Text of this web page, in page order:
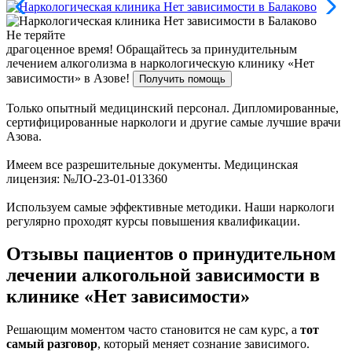
Не теряйте
драгоценное время! Обращайтесь за принудительным
лечением алкоголизма в наркологическую клинику «Нет
зависимости» в Азове!
Получить помощь
Только опытный медицинский персонал. Дипломированные,
сертифицированные наркологи и другие самые лучшие врачи
Азова.
Имеем все разрешительные документы. Медицинская
лицензия: №ЛО-23-01-013360
Используем самые эффективные методики. Наши наркологи
регулярно проходят курсы повышения квалификации.
Отзывы пациентов о принудительном
лечении алкогольной зависимости в
клинике «Нет зависимости»
Решающим моментом часто становится не сам курс, а тот
самый разговор, который меняет сознание зависимого.